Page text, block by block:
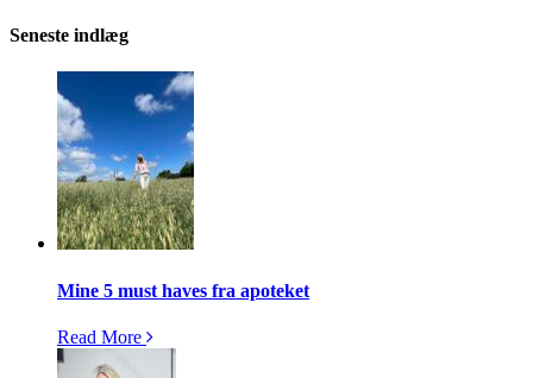
Seneste indlæg
Mine 5 must haves fra apoteket
Read More